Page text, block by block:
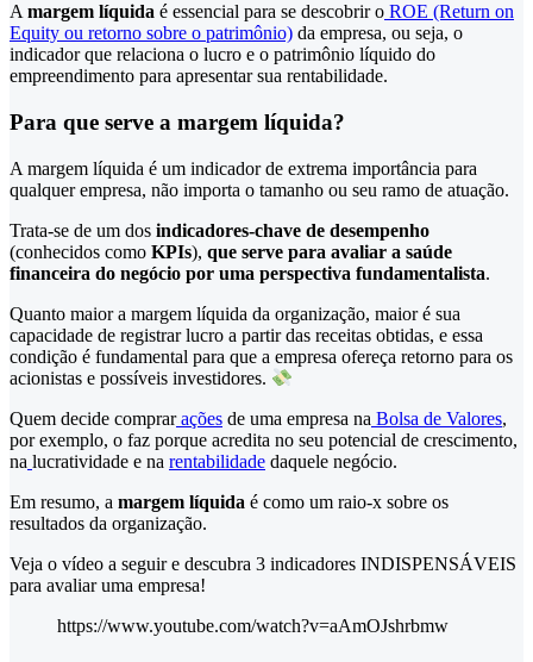
A margem líquida é essencial para se descobrir o ROE (Return on
Equity ou retorno sobre o patrimônio) da empresa, ou seja, o
indicador que relaciona o lucro e o patrimônio líquido do
empreendimento para apresentar sua rentabilidade.
Para que serve a margem líquida?
A margem líquida é um indicador de extrema importância para
qualquer empresa, não importa o tamanho ou seu ramo de atuação.
Trata-se de um dos indicadores-chave de desempenho
(conhecidos como KPIs), que serve para avaliar a saúde
financeira do negócio por uma perspectiva fundamentalista.
Quanto maior a margem líquida da organização, maior é sua
capacidade de registrar lucro a partir das receitas obtidas, e essa
condição é fundamental para que a empresa ofereça retorno para os
acionistas e possíveis investidores.
Quem decide comprar ações de uma empresa na Bolsa de Valores,
por exemplo, o faz porque acredita no seu potencial de crescimento,
na lucratividade e na rentabilidade daquele negócio.
Em resumo, a margem líquida é como um raio-x sobre os
resultados da organização.
Veja o vídeo a seguir e descubra 3 indicadores INDISPENSÁVEIS
para avaliar uma empresa!
https://www.youtube.com/watch?v=aAmOJshrbmw